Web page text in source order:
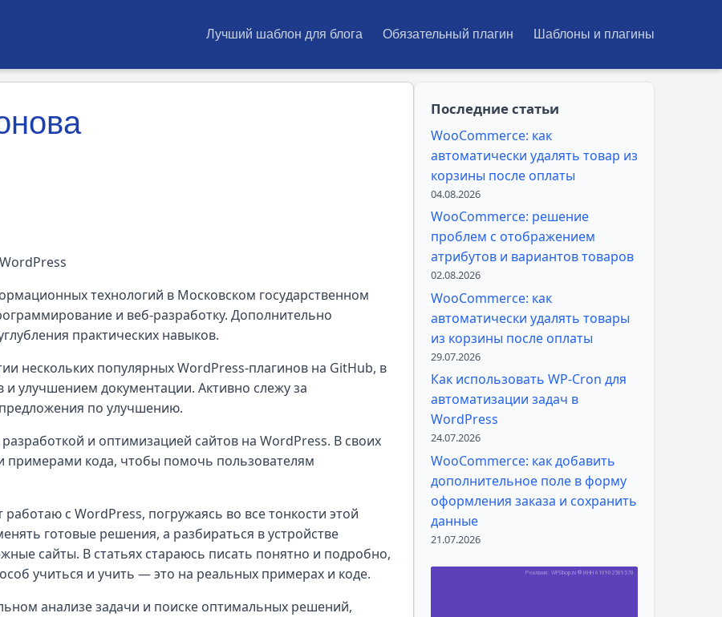
Лучший шаблон для блога Обязательный плагин Шаблоны и плагины
технологий в Московском государственном
и веб-разработку. Дополнительно
практических навыков.
нескольких популярных WordPress-плагинов на GitHub, в
улучшением документации. Активно слежу за
по улучшению.
и оптимизацией сайтов на WordPress. В своих
примерами кода, чтобы помочь пользователям
с WordPress, погружаясь во все тонкости этой
готовые решения, а разбираться в устройстве
сайты. В статьях стараюсь писать понятно и подробно,
учиться и учить — это на реальных примерах и коде.
анализе задачи и поиске оптимальных решений,
Последние статьи
WooCommerce: как
автоматически удалять товар из
корзины после оплаты
04.08.2026
WooCommerce: решение
проблем с отображением
атрибутов и вариантов товаров
02.08.2026
WooCommerce: как
автоматически удалять товары
из корзины после оплаты
29.07.2026
Как использовать WP-Cron для
автоматизации задач в
WordPress
24.07.2026
WooCommerce: как добавить
дополнительное поле в форму
оформления заказа и сохранить
данные
21.07.2026